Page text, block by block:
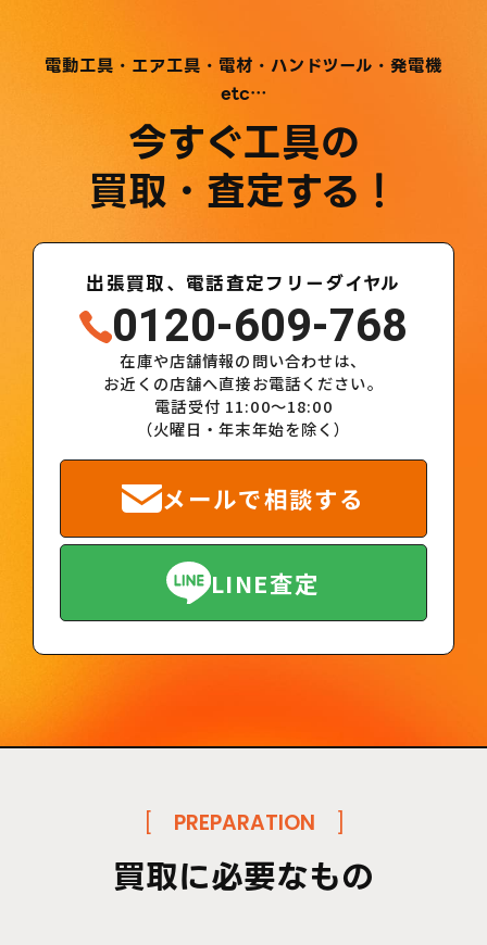
電動工具・エア工具・電材・ハンドツール・発電機
etc…
今すぐ工具の
買取・査定する！
出張買取、電話査定フリーダイヤル
0120-609-768
在庫や店舗情報の問い合わせは、
お近くの店舗へ直接お電話ください。
電話受付 11:00～18:00
（火曜日・年末年始を除く）
メールで相談する
LINE査定
[ PREPARATION ]
買取に必要なもの